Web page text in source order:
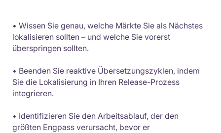
• Wissen Sie genau, welche Märkte Sie als Nächstes
lokalisieren sollten – und welche Sie vorerst
überspringen sollten.
• Beenden Sie reaktive Übersetzungszyklen, indem
Sie die Lokalisierung in Ihren Release-Prozess
integrieren.
• Identifizieren Sie den Arbeitsablauf, der den
größten Engpass verursacht, bevor er